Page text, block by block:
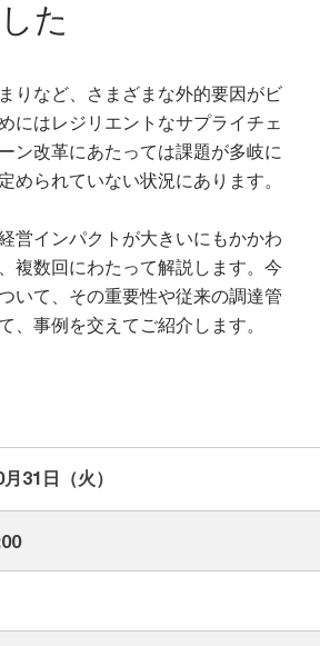
た
りなど、さまざまな外的要因がビ
にはレジリエントなサプライチェ
ン改革にあたっては課題が多岐に
められていない状況にあります。
営インパクトが大きいにもかかわ
複数回にわたって解説します。今
いて、その重要性や従来の調達管
、事例を交えてご紹介します。
31日（火）